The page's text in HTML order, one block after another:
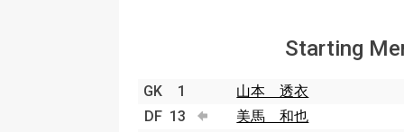
Starting
GK 1
山本 透衣
DF 13
美馬 和也